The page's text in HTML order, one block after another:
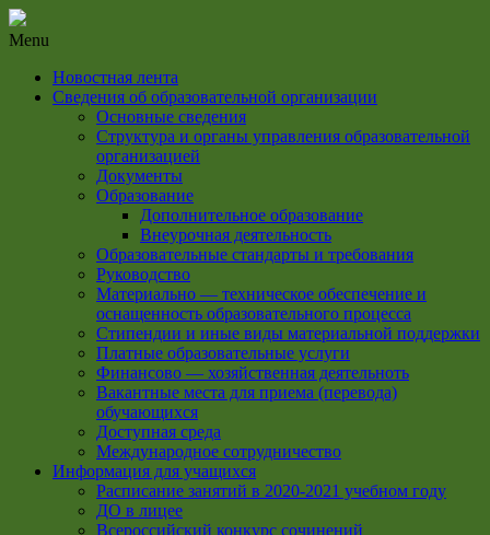
Menu
Новостная лента
Сведения об образовательной организации
Основные сведения
Структура и органы управления образовательной
организацией
Документы
Образование
Дополнительное образование
Внеурочная деятельность
Образовательные стандарты и требования
Руководство
Материально — техническое обеспечение и
оснащенность образовательного процесса
Стипендии и иные виды материальной поддержки
Платные образовательные услуги
Финансово — хозяйственная деятельноть
Вакантные места для приема (перевода)
обучающихся
Доступная среда
Международное сотрудничество
Информация для учащихся
Расписание занятий в 2020-2021 учебном году
ДО в лицее
Всероссийский конкурс сочинений